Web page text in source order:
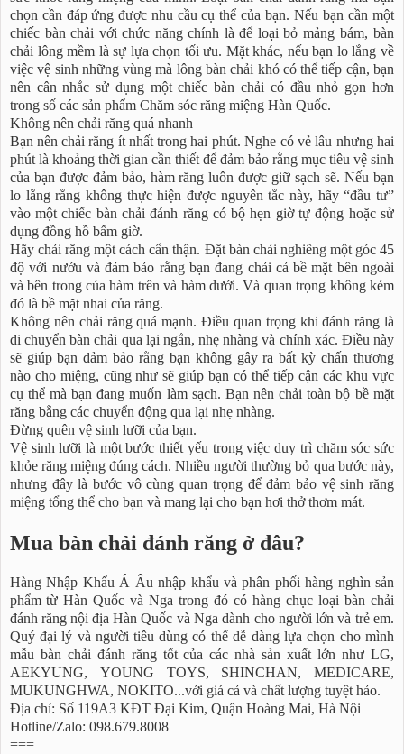
chọn cần đáp ứng được nhu cầu cụ thể của bạn. Nếu bạn cần một
chiếc bàn chải với chức năng chính là để loại bỏ mảng bám, bàn
chải lông mềm là sự lựa chọn tối ưu. Mặt khác, nếu bạn lo lắng về
việc vệ sinh những vùng mà lông bàn chải khó có thể tiếp cận, bạn
nên cân nhắc sử dụng một chiếc bàn chải có đầu nhỏ gọn hơn
trong số các sản phẩm Chăm sóc răng miệng Hàn Quốc.
Không nên chải răng quá nhanh
Bạn nên chải răng ít nhất trong hai phút. Nghe có vẻ lâu nhưng hai
phút là khoảng thời gian cần thiết để đảm bảo rằng mục tiêu vệ sinh
của bạn được đảm bảo, hàm răng luôn được giữ sạch sẽ. Nếu bạn
lo lắng rằng không thực hiện được nguyên tắc này, hãy “đầu tư”
vào một chiếc bàn chải đánh răng có bộ hẹn giờ tự động hoặc sử
dụng đồng hồ bấm giờ.
Hãy chải răng một cách cẩn thận. Đặt bàn chải nghiêng một góc 45
độ với nướu và đảm bảo rằng bạn đang chải cả bề mặt bên ngoài
và bên trong của hàm trên và hàm dưới. Và quan trọng không kém
đó là bề mặt nhai của răng.
Không nên chải răng quá mạnh. Điều quan trọng khi đánh răng là
di chuyển bàn chải qua lại ngắn, nhẹ nhàng và chính xác. Điều này
sẽ giúp bạn đảm bảo rằng bạn không gây ra bất kỳ chấn thương
nào cho miệng, cũng như sẽ giúp bạn có thể tiếp cận các khu vực
cụ thể mà bạn đang muốn làm sạch. Bạn nên chải toàn bộ bề mặt
răng bằng các chuyển động qua lại nhẹ nhàng.
Đừng quên vệ sinh lưỡi của bạn.
Vệ sinh lưỡi là một bước thiết yếu trong việc duy trì chăm sóc sức
khỏe răng miệng đúng cách. Nhiều người thường bỏ qua bước này,
nhưng đây là bước vô cùng quan trọng để đảm bảo vệ sinh răng
miệng tổng thể cho bạn và mang lại cho bạn hơi thở thơm mát.
Mua bàn chải đánh răng ở đâu?
Hàng Nhập Khẩu Á Âu nhập khẩu và phân phối hàng nghìn sản
phẩm từ Hàn Quốc và Nga trong đó có hàng chục loại bàn chải
đánh răng nội địa Hàn Quốc và Nga dành cho người lớn và trẻ em.
Quý đại lý và người tiêu dùng có thể dễ dàng lựa chọn cho mình
mẫu bàn chải đánh răng tốt của các nhà sản xuất lớn như LG,
AEKYUNG, YOUNG TOYS, SHINCHAN, MEDICARE,
MUKUNGHWA, NOKITO...với giá cả và chất lượng tuyệt hảo.
Địa chỉ: Số 119A3 KĐT Đại Kim, Quận Hoàng Mai, Hà Nội
Hotline/Zalo: 098.679.8008
===